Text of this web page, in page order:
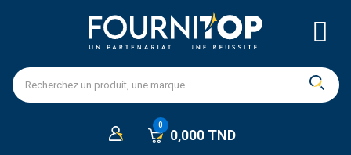
0,000 TND